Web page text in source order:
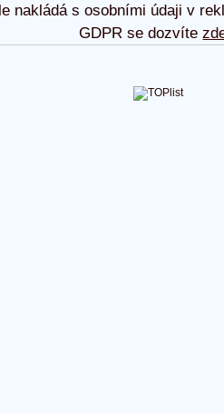
nakládá s osobními údaji v
GDPR se dozvíte